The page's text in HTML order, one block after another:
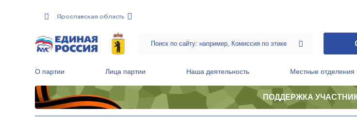
Ярославская область
О партии Лица партии Наша деятельность Местные отделения
ПОДДЕРЖКА